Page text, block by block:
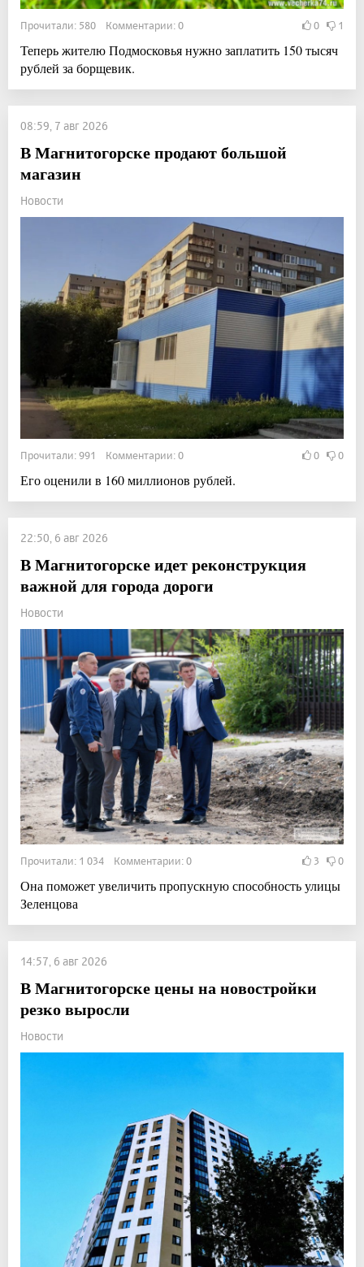
Прочитали: 580 Комментарии: 0 0 1
Теперь жителю Подмосковья нужно заплатить 150 тысяч
рублей за борщевик.
08:59, 7 авг 2026
В Магнитогорске продают большой
магазин
Новости
Прочитали: 991 Комментарии: 0 0 0
Его оценили в 160 миллионов рублей.
22:50, 6 авг 2026
В Магнитогорске идет реконструкция
важной для города дороги
Новости
Прочитали: 1 034 Комментарии: 0 3 0
Она поможет увеличить пропускную способность улицы
Зеленцова
14:57, 6 авг 2026
В Магнитогорске цены на новостройки
резко выросли
Новости